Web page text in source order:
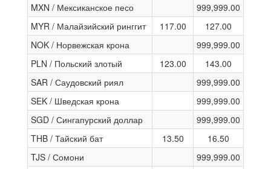
MXN / Мексиканское песо
999,999.00
MYR / Малайзийский ринггит
117.00
127.00
NOK / Норвежская крона
999,999.00
PLN / Польский злотый
123.00
143.00
SAR / Саудовский риял
999,999.00
SEK / Шведская крона
999,999.00
SGD / Сингапурский доллар
999,999.00
THB / Тайский бат
13.50
16.50
TJS / Сомони
999,999.00